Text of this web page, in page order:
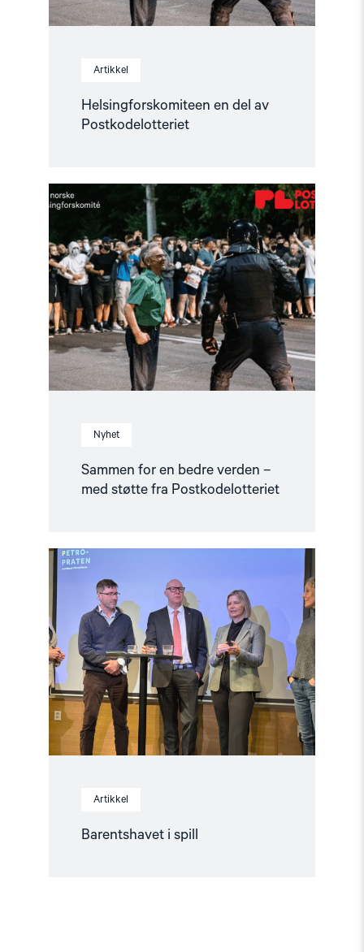
Artikkel
Helsingforskomiteen en del av
Postkodelotteriet
Nyhet
Sammen for en bedre verden –
med støtte fra Postkodelotteriet
Read
article
"Sammen
for
en
bedre
verden
–
med
støtte
fra
Postkodelotteriet"
Artikkel
Barentshavet i spill
"Barentshavet
i
spill"